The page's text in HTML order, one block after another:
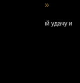
Белые
1